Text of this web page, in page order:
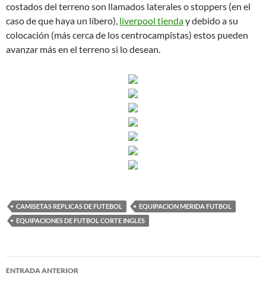
costados del terreno son llamados laterales o stoppers (en el
caso de que haya un líbero), liverpool tienday debido a su
colocación (más cerca de los centrocampistas) estos pueden
avanzar más en el terreno si lo desean.
CAMISETAS REPLICAS DE FUTEBOL
EQUIPACION MERIDA FUTBOL
EQUIPACIONES DE FUTBOL CORTE INGLES
Navegación
ENTRADA ANTERIOR